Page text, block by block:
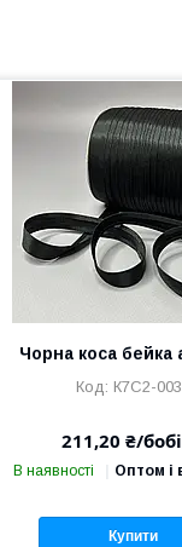
Чорна коса бейка
К7С2-
211,20 ₴/
В наявності Оптом і
Купити